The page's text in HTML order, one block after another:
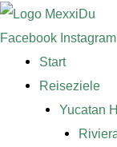
Zum
Inhalt
springen
Facebook Instagram
Start
Reiseziele
Yucatan